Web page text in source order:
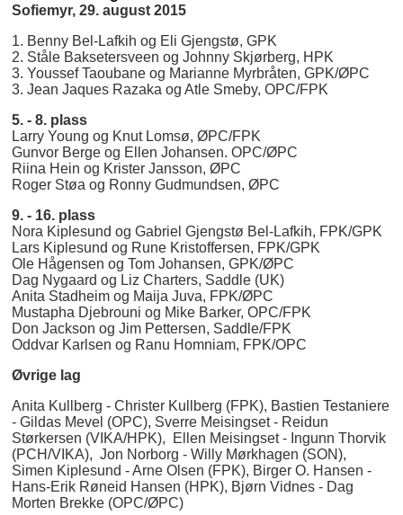
Sofiemyr, 29. august 2015
1. Benny Bel-Lafkih og Eli Gjengstø, GPK
2. Ståle Baksetersveen og Johnny Skjørberg, HPK
3. Youssef Taoubane og Marianne Myrbråten, GPK/ØPC
3. Jean Jaques Razaka og Atle Smeby, OPC/FPK
5. - 8. plass
Larry Young og Knut Lomsø, ØPC/FPK
Gunvor Berge og Ellen Johansen. OPC/ØPC
Riina Hein og Krister Jansson, ØPC
Roger Støa og Ronny Gudmundsen, ØPC
9. - 16. plass
Nora Kiplesund og Gabriel Gjengstø Bel-Lafkih, FPK/GPK
Lars Kiplesund og Rune Kristoffersen, FPK/GPK
Ole Hågensen og Tom Johansen, GPK/ØPC
Dag Nygaard og Liz Charters, Saddle (UK)
Anita Stadheim og Maija Juva, FPK/ØPC
Mustapha Djebrouni og Mike Barker, OPC/FPK
Don Jackson og Jim Pettersen, Saddle/FPK
Oddvar Karlsen og Ranu Homniam, FPK/OPC
Øvrige lag
Anita Kullberg - Christer Kullberg (FPK), Bastien Testaniere
- Gildas Mevel (OPC), Sverre Meisingset - Reidun
Størkersen (VIKA/HPK), Ellen Meisingset - Ingunn Thorvik
(PCH/VIKA), Jon Norborg - Willy Mørkhagen (SON),
Simen Kiplesund - Arne Olsen (FPK), Birger O. Hansen -
Hans-Erik Røneid Hansen (HPK), Bjørn Vidnes - Dag
Morten Brekke (OPC/ØPC)